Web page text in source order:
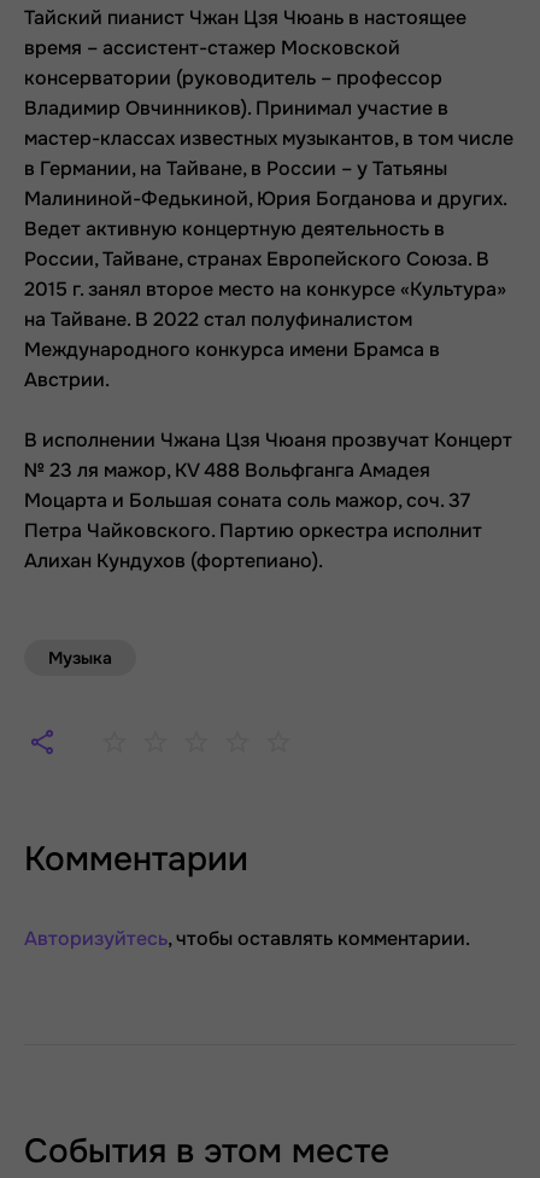
Тайский пианист Чжан Цзя Чюань в настоящее
время – ассистент-стажер Московской
консерватории (руководитель – профессор
Владимир Овчинников). Принимал участие в
мастер-классах известных музыкантов, в том числе
в Германии, на Тайване, в России – у Татьяны
Малининой-Федькиной, Юрия Богданова и других.
Ведет активную концертную деятельность в
России, Тайване, странах Европейского Союза. В
2015 г. занял второе место на конкурсе «Культура»
на Тайване. В 2022 стал полуфиналистом
Международного конкурса имени Брамса в
Австрии.
В исполнении Чжана Цзя Чюаня прозвучат Концерт
№ 23 ля мажор, KV 488 Вольфганга Амадея
Моцарта и Большая соната соль мажор, соч. 37
Петра Чайковского. Партию оркестра исполнит
Алихан Кундухов (фортепиано).
Музыка
Комментарии
Авторизуйтесь, чтобы оставлять комментарии.
События в этом месте